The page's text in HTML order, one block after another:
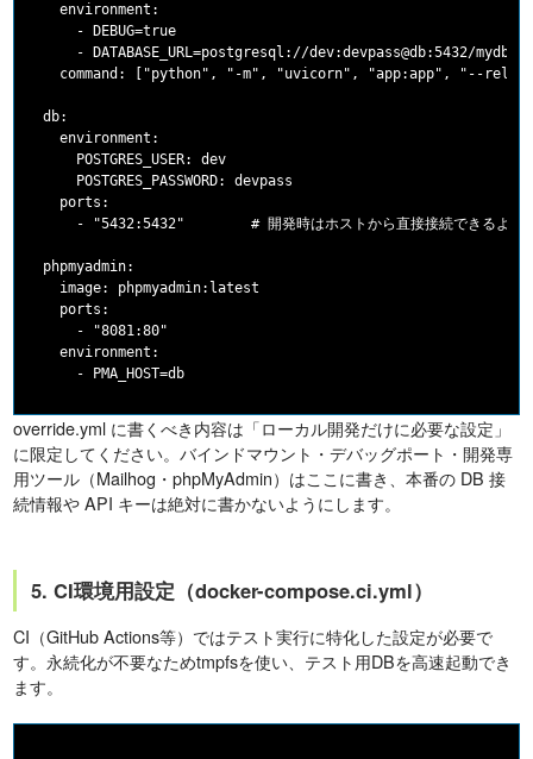
    environment:
      - DEBUG=true
      - DATABASE_URL=postgresql://dev:devpass@db:5432/mydb
command: ["python", "-m", "uvicorn", "app:app", "--
  db:
    environment:
      POSTGRES_USER: dev
      POSTGRES_PASSWORD: devpass
    ports:
- "5432:5432"        # 開発時はホストから直接接続できるよう
  phpmyadmin:
    image: phpmyadmin:latest
    ports:
      - "8081:80"
    environment:
override.yml に書くべき内容は「ローカル開発だけに必要な設定」
に限定してください。バインドマウント・デバッグポート・開発専
用ツール（Mailhog・phpMyAdmin）はここに書き、本番の DB 接
続情報や API キーは絶対に書かないようにします。
5. CI環境用設定（docker-compose.ci.yml）
CI（GitHub Actions等）ではテスト実行に特化した設定が必要で
す。永続化が不要なためtmpfsを使い、テスト用DBを高速起動でき
ます。